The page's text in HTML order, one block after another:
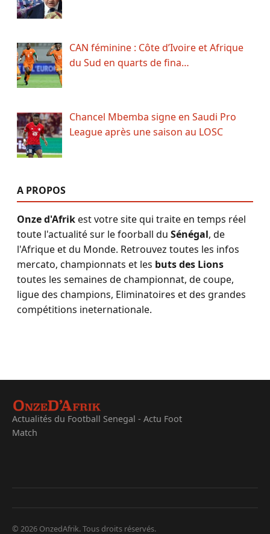
CAN féminine : Côte d’Ivoire et Afrique
du Sud en quarts de fina…
Chancel Mbemba signe en Saudi Pro
League après une saison au LOSC
A PROPOS
Onze d'Afrikest votre site qui traite en temps réel
toute l'actualité sur le foorball du Sénégal, de
l'Afrique et du Monde. Retrouvez toutes les infos
mercato, championnats et les buts des Lions
toutes les semaines de championnat, de coupe,
ligue des champions, Eliminatoires et des grandes
compétitions ineternationale.
Actualités du Football Senegal - Actu Foot
Match
© 2026 OnzedAfrik. Tous droits réservés.